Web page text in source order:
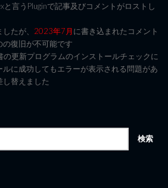
と言うPluginで記事及びコメントがロストし
たが、 2023年7月に書き込まれたコメント
復旧が不可能です
更新プログラムのインストールチェックに
に成功してもエラーが表示される問題があ
し替えました